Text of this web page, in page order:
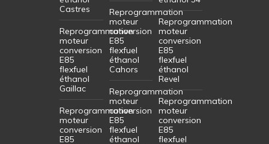
Castres
Reprogrammation
moteur
conversion
E85
flexfuel
éthanol
Gaillac
Reprogrammation
moteur
conversion
E85
Reprogrammation
moteur
conversion
E85
flexfuel
éthanol
Cahors
Reprogrammation
moteur
conversion
E85
flexfuel
éthanol
Reprogrammation
moteur
conversion
E85
flexfuel
éthanol
Revel
Reprogrammation
moteur
conversion
E85
flexfuel